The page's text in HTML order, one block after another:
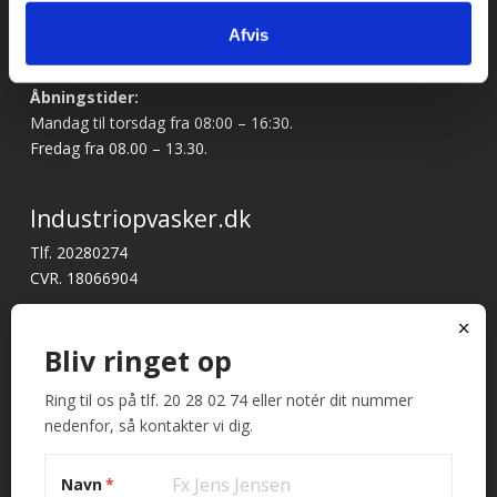
Afvis
Åbningstider:
Mandag til torsdag fra 08:00 – 16:30.
Fredag fra 08.00 – 13.30.
Industriopvasker.dk
Tlf. 20280274
CVR. 18066904
E-mail:
mail@industriopvasker.dk
Hurtige links
Kontakt
x
Bliv ringet op
Ring til os på tlf. 20 28 02 74 eller notér dit nummer
nedenfor, så kontakter vi dig.
Navn*